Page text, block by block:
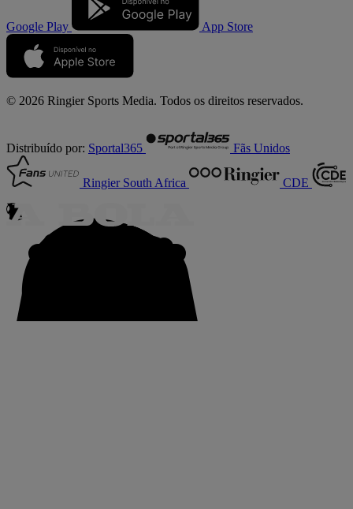
Google Play App Store
© 2026 Ringier Sports Media. Todos os direitos reservados.
Distribuído por: Sportal365 Fãs Unidos
Ringier South Africa CDE